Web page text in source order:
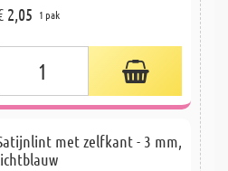
2,05 1 pak
met zelfkant - 3 mm,